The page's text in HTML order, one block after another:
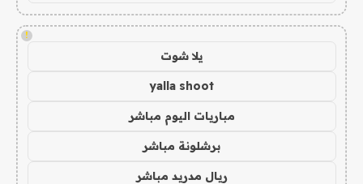
!
يلا شوت
yalla shoot
مباريات اليوم مباشر
برشلونة مباشر
ريال مدريد مباشر